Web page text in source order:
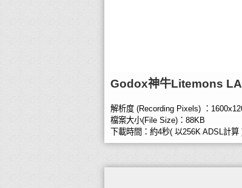
Godox神牛Litemons
解析度 (Recording Pixels) ：
檔案大小(File Size)：88KB
下載時間：約4秒( 以256K ADSL計算